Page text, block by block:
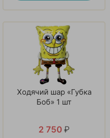
Ходячий шар «Губка
Боб» 1 шт
2 750 ₽